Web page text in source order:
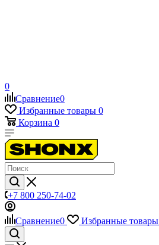
0
Сравнение0
Избранные товары 0
Корзина 0
+7 800 250-74-02
Сравнение0 Избранные товары